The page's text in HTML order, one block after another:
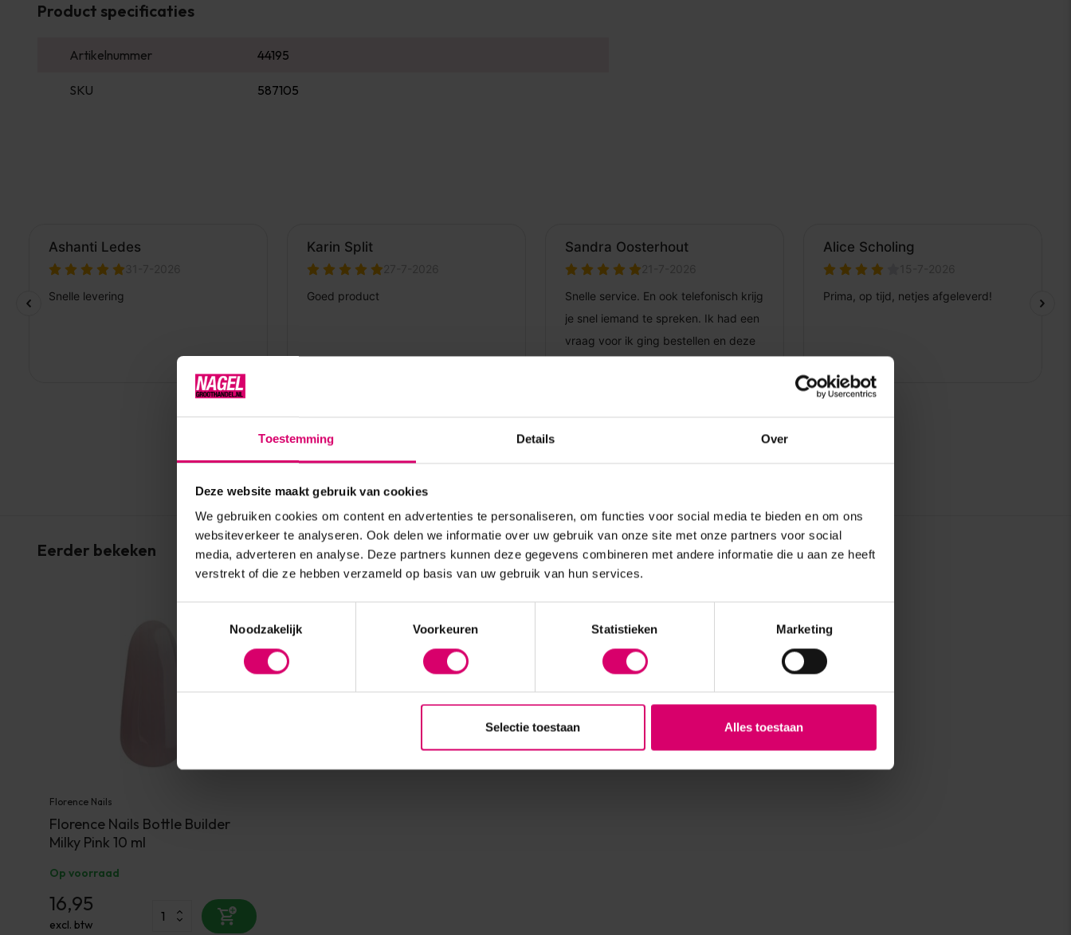
Toestemming Details Over
Deze website maakt gebruik van cookies
We gebruiken cookies om content en advertenties te personaliseren, om functies voor social media te bieden en om ons
websiteverkeer te analyseren. Ook delen we informatie over uw gebruik van onze site met onze partners voor social
media, adverteren en analyse. Deze partners kunnen deze gegevens combineren met andere informatie die u aan ze heeft
verstrekt of die ze hebben verzameld op basis van uw gebruik van hun services.
Noodzakelijk
Voorkeuren Statistieken Marketing
Selectie toestaan Alles toestaan
Product specificaties
Artikelnummer 44195
SKU 587105
Eerder bekeken
Florence Nails
Florence Nails Bottle Builder
Milky Pink 10 ml
Op voorraad
16,95
excl. btw